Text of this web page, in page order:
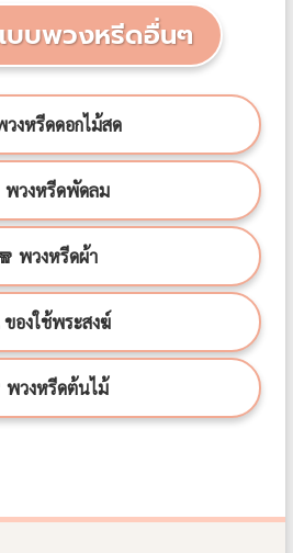
บบพวงหรีดอื่นๆ
วงหรีดดอกไม้สด
พวงหรีดพัดลม
🧣 พวงหรีดผ้า
ของใช้พระสงฆ์
พวงหรีดต้นไม้